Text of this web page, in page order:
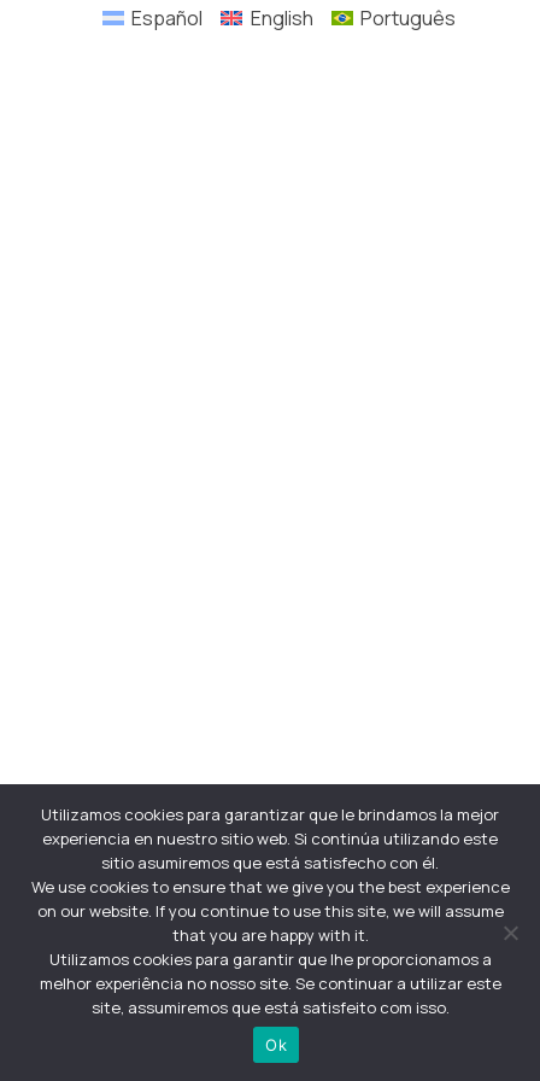
Español English Português
Utilizamos cookies para garantizar que le brindamos la mejor
experiencia en nuestro sitio web. Si continúa utilizando este
sitio asumiremos que está satisfecho con él.
We use cookies to ensure that we give you the best experience
on our website. If you continue to use this site, we will assume
that you are happy with it.
Utilizamos cookies para garantir que lhe proporcionamos a
melhor experiência no nosso site. Se continuar a utilizar este
site, assumiremos que está satisfeito com isso.
Ok